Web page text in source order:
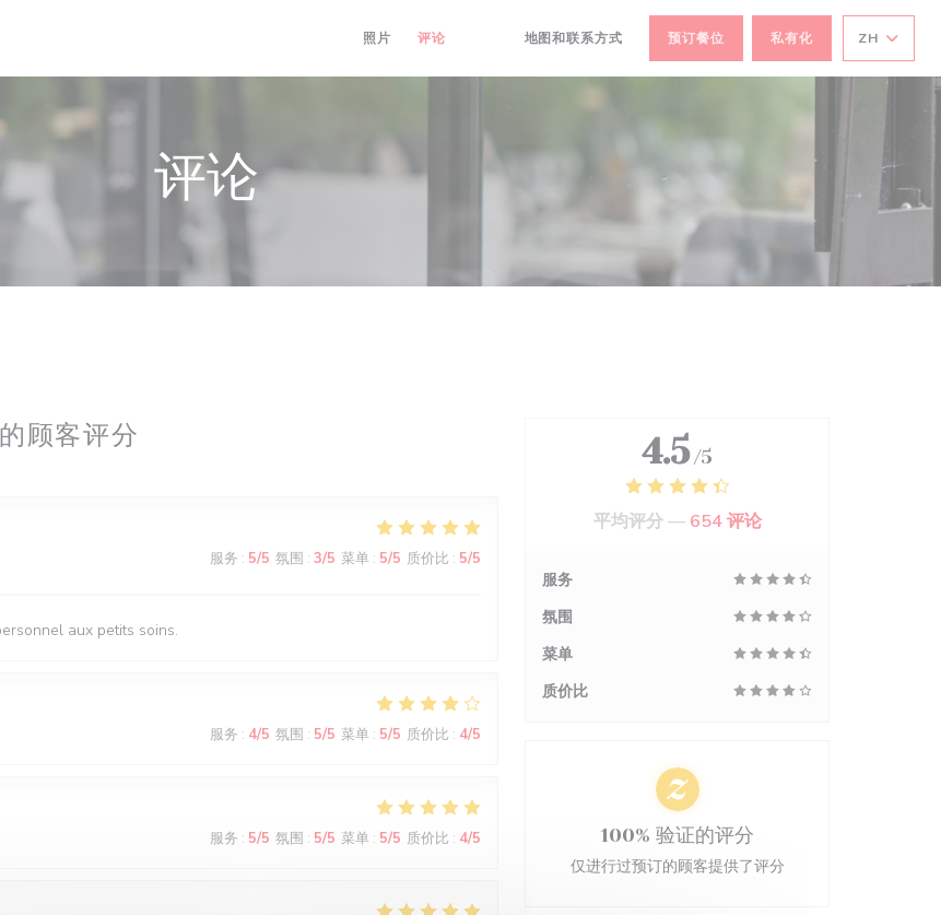
照片 评论
((在新窗口中打开))
((在新窗口中打开))
地图和联系方式 预订餐位 私有化 ZH
评论
顾客评分
服务 : 5/5 氛围 : 3/5 菜单 : 5/5 质价比 : 5/5
aux petits soins.
服务 : 4/5 氛围 : 5/5 菜单 : 5/5 质价比 : 4/5
服务 : 5/5 氛围 : 5/5 菜单 : 5/5 质价比 : 4/5
4.5 /5
平均评分 — 654 评论
服务
氛围
菜单
质价比
100% 验证的评分
仅进行过预订的顾客提供了评分